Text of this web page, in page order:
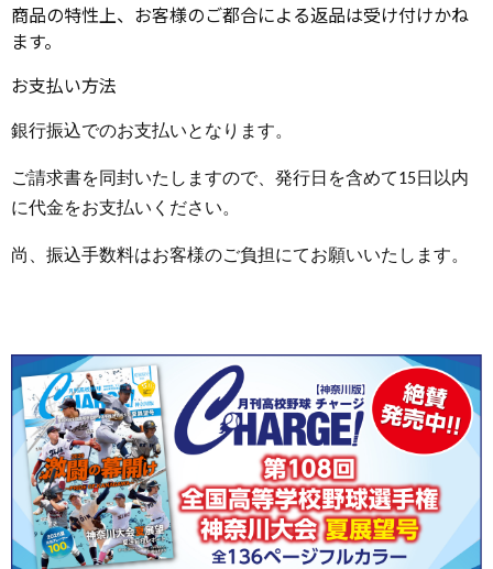
商品の特性上、お客様のご都合による返品は受け付けかね
ます。
お支払い方法
銀行振込でのお支払いとなります。
ご請求書を同封いたしますので、 発行日を含めて15日以内
に代金をお支払いください。
尚、振込手数料はお客様のご負担にてお願いいたします。